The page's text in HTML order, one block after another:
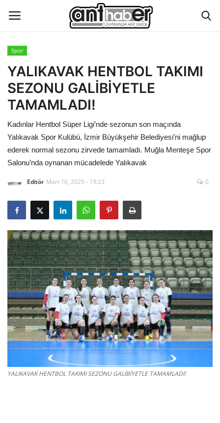
Künye
Eğitim
Hakkımızda
İletişim
Çevre
Gizlilik Politikası
Reklam ve İşbirliği
Bodrum Trafik Yoğunluk Haritası
Turizm
Siyaset
Bodrum Nöbetçi Eczaneler
Spor
YALIKAVAK HENTBOL TAKIMI
SEZONU GALİBİYETLE
TAMAMLADI!
Kadınlar Hentbol Süper Ligi’nde sezonun son maçında
Yalıkavak Spor Kulübü, İzmir Büyükşehir Belediyesi’ni mağlup
ederek normal sezonu zirvede tamamladı. Muğla Menteşe Spor
Salonu’nda oynanan mücadelede Yalıkavak
Editör Mart 16, 2025 - 19:23 0
YALIKAVAK HENTBOL TAKIMI SEZONU GALİBİYETLE TAMAMLADI!